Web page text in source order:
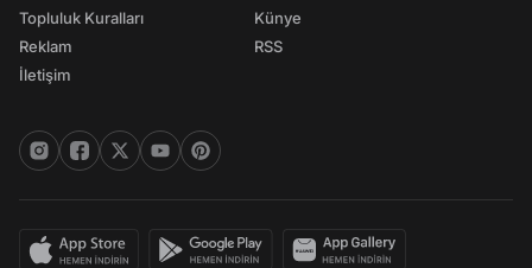
Topluluk Kuralları
Reklam
İletişim
Künye
RSS